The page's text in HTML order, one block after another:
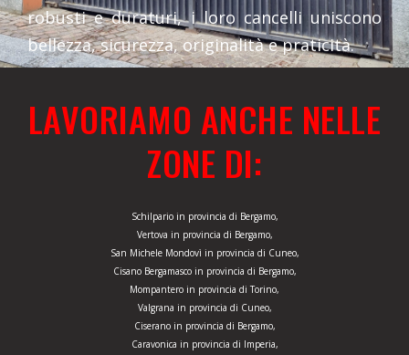
robusti e duraturi, i loro cancelli uniscono
bellezza, sicurezza, originalità e praticità.
LAVORIAMO ANCHE NELLE
ZONE DI:
Schilpario in provincia di Bergamo,
Vertova in provincia di Bergamo,
San Michele Mondovì in provincia di Cuneo,
Cisano Bergamasco in provincia di Bergamo,
Mompantero in provincia di Torino,
Valgrana in provincia di Cuneo,
Ciserano in provincia di Bergamo,
Caravonica in provincia di Imperia,